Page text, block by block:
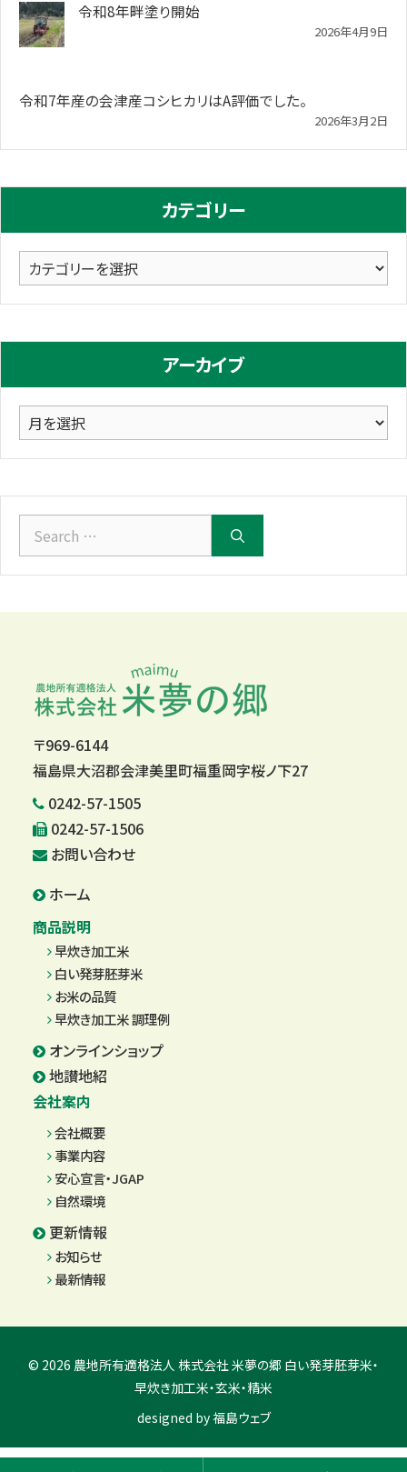
令和8年畔塗り開始
2026年4月9日
令和7年産の会津産コシヒカリはA評価でした。
2026年3月2日
カテゴリー
カ
テ
リ
アーカイブ
ア
ー
イ
ブSearch
for:
〒969-6144
福島県大沼郡会津美里町福重岡字桜ノ下27
0242-57-1505
0242-57-1506
お問い合わせ
ホーム
商品説明
早炊き加工米
白い発芽胚芽米
お米の品質
早炊き加工米 調理例
オンラインショップ
地讃地紹
会社案内
会社概要
事業内容
安心宣言・JGAP
自然環境
更新情報
お知らせ
最新情報
© 2026 農地所有適格法人 株式会社 米夢の郷 白い発芽胚芽米・
早炊き加工米・玄米・精米
designed by福島ウェブ